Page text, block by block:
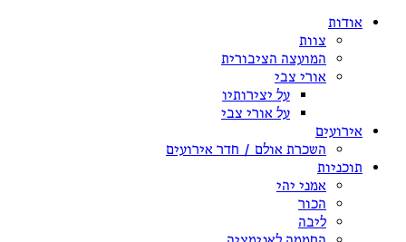
אודות
צוות
המועצה הציבורית
אורי צבי
על יצירותיו
על אורי צבי
אירועים
השכרת אולם / חדר אירועים
תוכניות
אמני יהי
הכור
ליבה